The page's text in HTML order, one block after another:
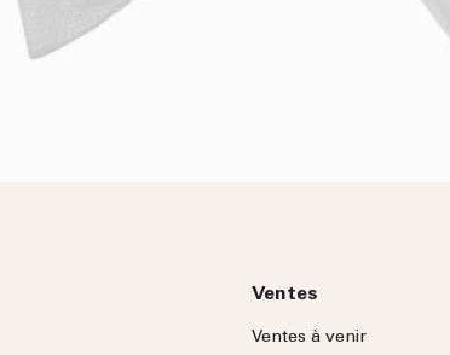
Ventes
Ventes à venir